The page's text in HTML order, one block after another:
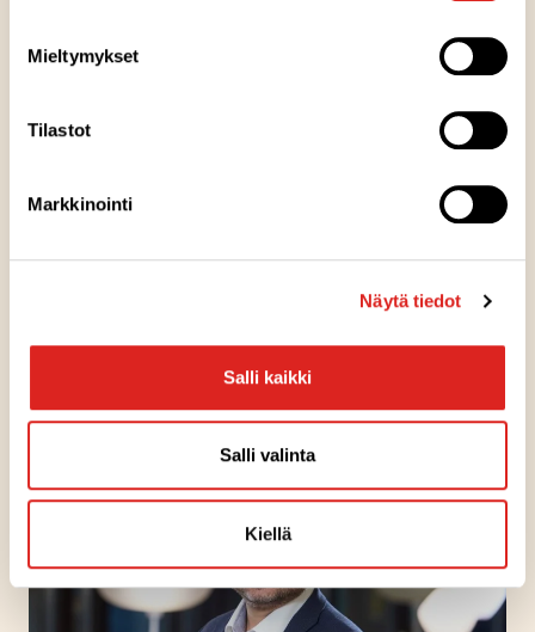
Mieltymykset
Tilastot
Markkinointi
Näytä tiedot
Salli kaikki
Salli valinta
Kiellä
Hannu Hovi,
toimitusjohtaja, Saarioisten Makumestarit Oy